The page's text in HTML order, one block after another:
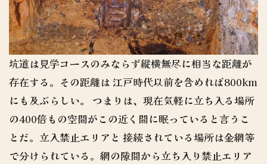
坑道は見学コースのみならず縦横無尽に相当な距離が
存在する。その距離は 江戸時代以前を含めれば800km
にも及ぶらしい。 つまりは、現在気軽に立ち入る場所
の400倍もの空間がこの近く間に眠っていると言うこ
とだ。立入禁止エリアと 接続されている場所は金網等
で分けられている。網の隙間から立ち入り禁止エリア